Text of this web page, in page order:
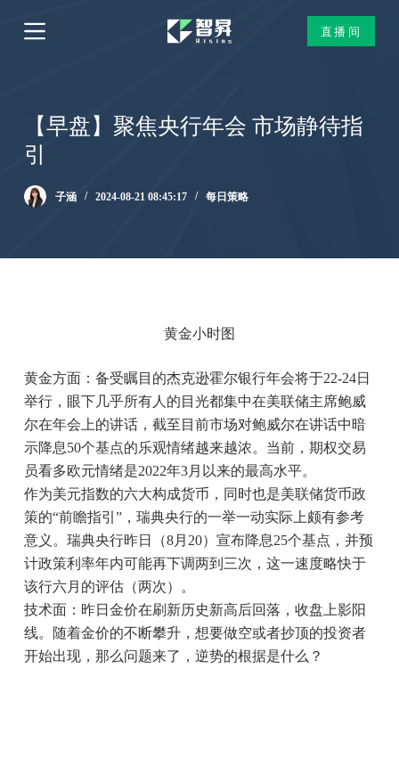
跳
过
直播间
【早盘】聚焦央行年会 市场静待指
引
子涵 2024-08-21 08:45:17 每日策略
黄金小时图
黄金方面：备受瞩目的杰克逊霍尔银行年会将于22-24日
举行，眼下几乎所有人的目光都集中在美联储主席鲍威
尔在年会上的讲话，截至目前市场对鲍威尔在讲话中暗
示降息50个基点的乐观情绪越来越浓。当前，期权交易
员看多欧元情绪是2022年3月以来的最高水平。
作为美元指数的六大构成货币，同时也是美联储货币政
策的“前瞻指引”，瑞典央行的一举一动实际上颇有参考
意义。瑞典央行昨日（8月20）宣布降息25个基点，并预
计政策利率年内可能再下调两到三次，这一速度略快于
该行六月的评估（两次）。
技术面：昨日金价在刷新历史新高后回落，收盘上影阳
线。随着金价的不断攀升，想要做空或者抄顶的投资者
开始出现，那么问题来了，逆势的根据是什么？